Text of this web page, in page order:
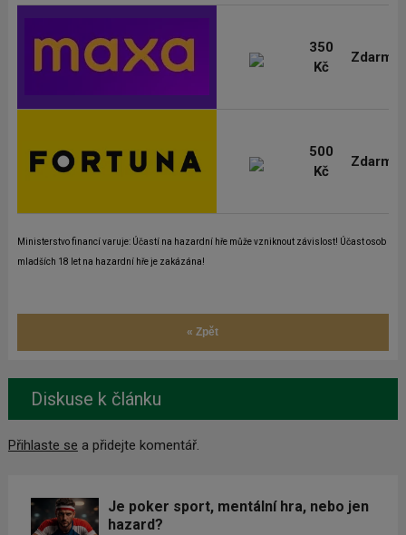
350
Kč
Zdarma
500
Kč
Zdarma
Ministerstvo financí varuje: Účastí na hazardní hře může vzniknout závislost! Účast osob
mladších 18 let na hazardní hře je zakázána!
« Zpět
Diskuse k článku
Přihlaste se a přidejte komentář.
Je poker sport, mentální hra, nebo jen
hazard?